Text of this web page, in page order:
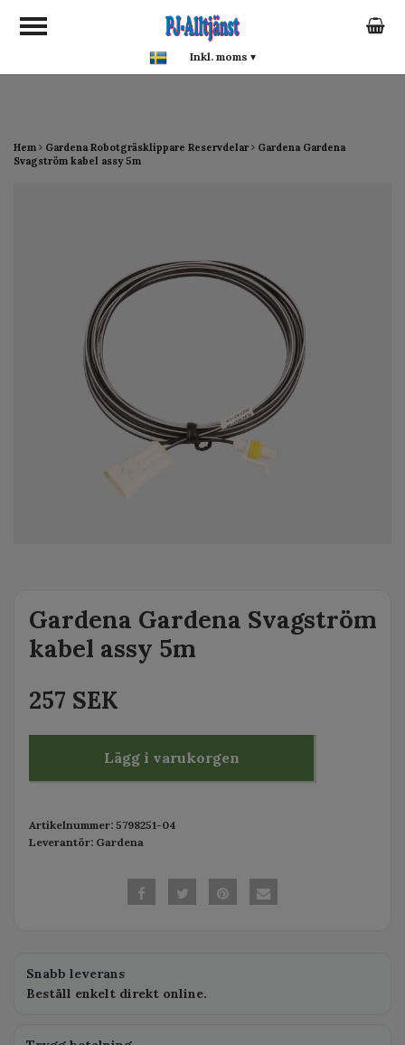
google-site-verification:
google0142a1f5f0015a93.html
Hem Gardena Robotgräsklippare Reservdelar
Gardena Gardena
Svagström kabel assy 5m
Gardena Gardena Svagström
kabel assy 5m
257 SEK
Lägg i varukorgen
Artikelnummer: 5798251-04
Leverantör: Gardena
Snabb leverans
Beställ enkelt direkt online.
Inkl. moms ▾